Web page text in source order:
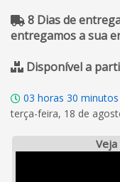
8 Dias de
entregamos a sua
Disponível a
03 horas 30 minutos
terça-feira, 18 de